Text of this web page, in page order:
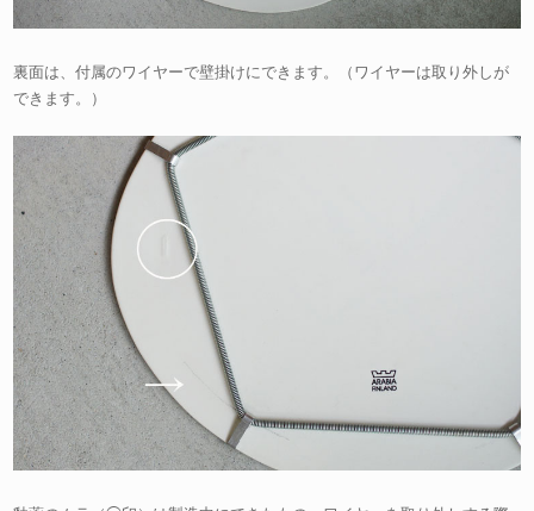
裏面は、付属のワイヤーで壁掛けにできます。（ワイヤーは取り外しが
できます。）